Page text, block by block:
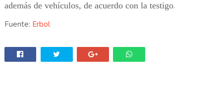
además de vehículos, de acuerdo con la testigo.
Fuente: Erbol